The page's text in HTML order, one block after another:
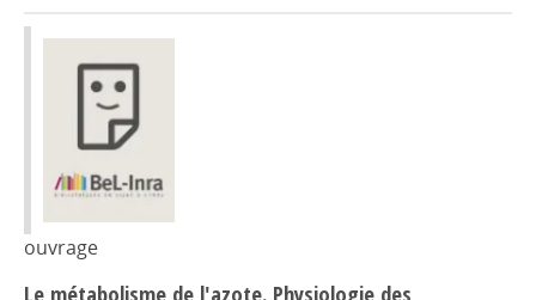
ouvrage
Le métabolisme de l'azote. Physiologie des